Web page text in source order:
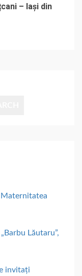
– Iași din
Maternitatea
Lăutaru”,
invitați